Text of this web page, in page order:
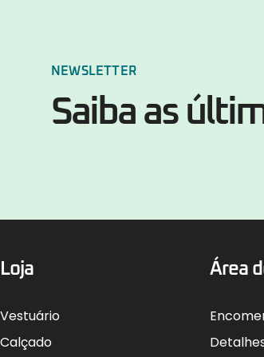
NEWSLETTER
Saiba as
Loja
Vestuário
Calçado
Área